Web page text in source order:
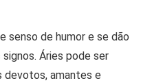
senso de humor e se dão
Áries pode ser
devotos, amantes e